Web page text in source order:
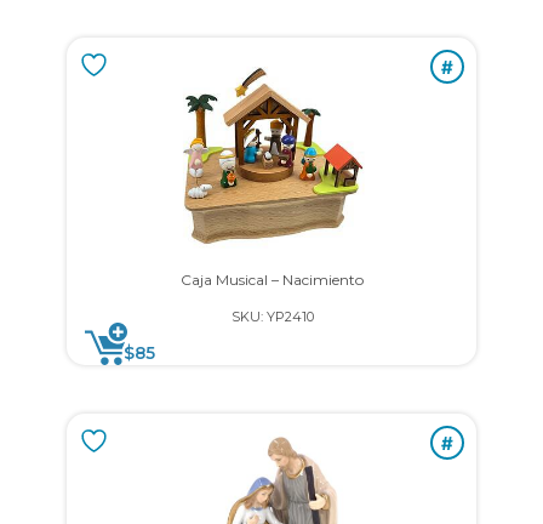
#
Caja Musical – Nacimiento
SKU: YP2410
$85
#